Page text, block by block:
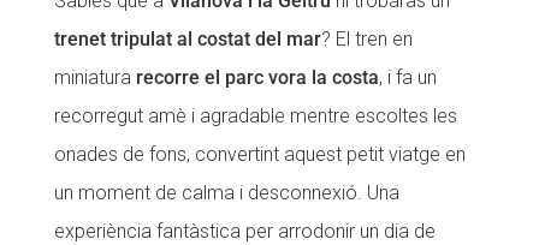
trenet tripulat al costat del mar? El tren en
miniaturarecorre el parc vora la costa, i fa un
recorregut amè i agradable mentre escoltes les
onades de fons, convertint aquest petit viatge en
un moment de calma i desconnexió. Una
experiència fantàstica per arrodonir un dia de